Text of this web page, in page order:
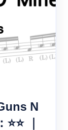
N
｜